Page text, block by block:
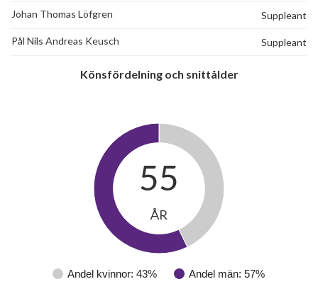
Safirgången 78 -
Safirgången 80 -
Safirgången 82 1
1
1
Johan Thomas Löfgren Suppleant
Pål Nils Andreas Keusch Suppleant
Könsfördelning och snittålder
Andel kvinnor: 43% Andel män: 57%
55
ÅR